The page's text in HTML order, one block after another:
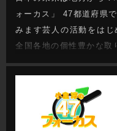
ォーカス」 47都道府県
みます芸人の活動をは
全国各地の個性豊かな
産品があるのに・・
い・・・。 でも、どうし
つなぐ地方創生成功への